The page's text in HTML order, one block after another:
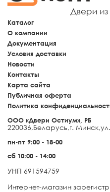
Двери
Каталог
О компании
Документация
Условия доставки
Новости
Контакты
Карта сайта
Публичная оферта
Политика
ООО «Двери Остиум», РБ
220036,Беларусь,г. Минск,
пн-пт 9:00 - 18-00
сб 10:00 - 14:00
УНП 691594759
Интернет-магазин